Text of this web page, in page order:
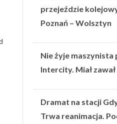
przejeździe
Poznań – Wolsztyn
Nie żyje maszynista
Intercity. Miał zawał
Dramat na stacji
Trwa reanimacja.